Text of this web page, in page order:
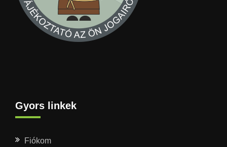
Gyors linkek
Fiókom